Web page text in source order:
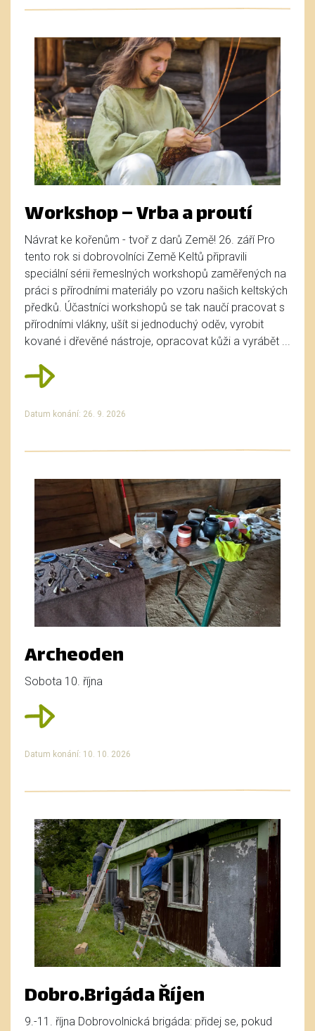
Workshop – Vrba a proutí
Návrat ke kořenům - tvoř z darů Země! 26. září Pro
tento rok si dobrovolníci Země Keltů připravili
speciální sérii řemeslných workshopů zaměřených na
práci s přírodními materiály po vzoru našich keltských
předků. Účastníci workshopů se tak naučí pracovat s
přírodními vlákny, ušít si jednoduchý oděv, vyrobit
kované i dřevěné nástroje, opracovat kůži a vyrábět ...
Datum konání: 26. 9. 2026
Archeoden
Sobota 10. října
Datum konání: 10. 10. 2026
Dobro.Brigáda Říjen
9.-11. října Dobrovolnická brigáda: přidej se, pokud